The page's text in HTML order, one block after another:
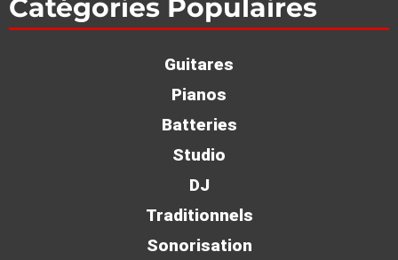
Catégories Populaires
Guitares
Pianos
Batteries
Studio
DJ
Traditionnels
Sonorisation